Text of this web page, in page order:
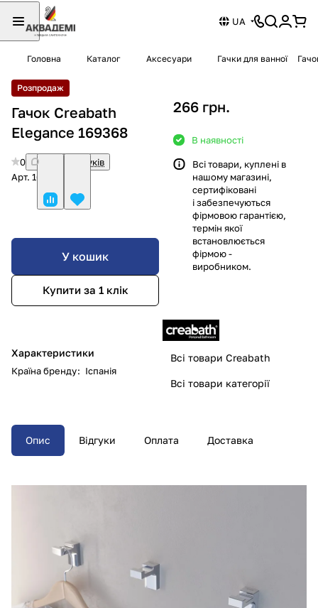
UA
Головна Каталог Аксесуари Гачки для ванної
Розпродаж
Гачок Creabath
Elegance 169368
0
Немає відгуків
Арт. 169368
У кошик
Купити за 1 клiк
Характеристики
Країна бренду: Іспанія
266 грн.
В наявності
Всі товари, куплені в
нашому магазині,
сертифіковані
і забезпечуються
фірмовою гарантією,
термін якої
встановлюється
фірмою -
виробником.
Всі товари Creabath
Всі товари категорії
Опис Відгуки Оплата Доставка